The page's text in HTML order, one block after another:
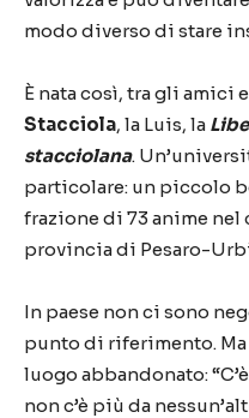
modo diverso di stare
È nata così, tra gli amici
Stacciola, la Luis, la
stacciolana.
particolare: un piccolo
frazione di 73 anime nel
provincia di Pesaro-
In paese non ci sono
punto di riferimento.
luogo abbandonato:
non c’è più da